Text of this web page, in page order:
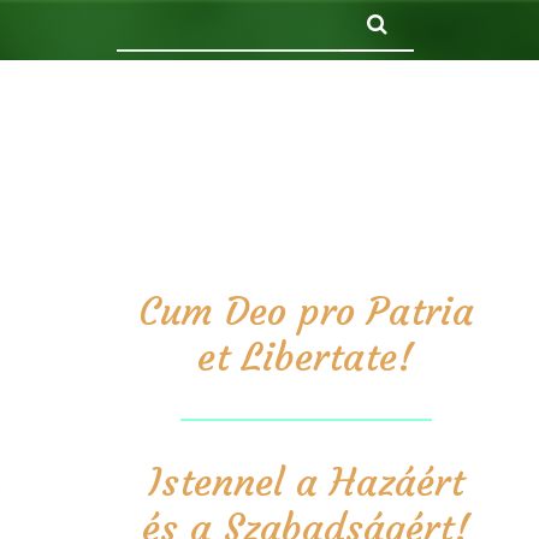
Cum Deo pro Patria
et Libertate!
Istennel a Hazáért
és a Szabadságért!